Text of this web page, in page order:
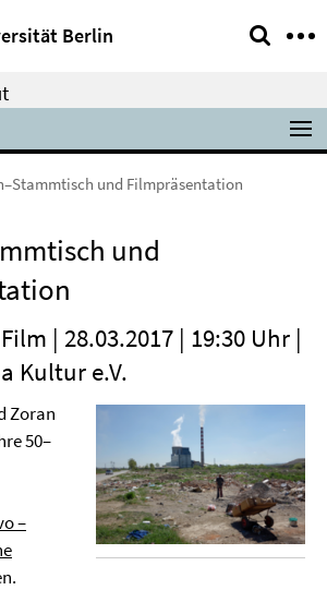
Berlin
und Filmpräsentation
und
| 28.03.2017 | 19:30 Uhr |
Kultur e.V.
Zoran
50–
–